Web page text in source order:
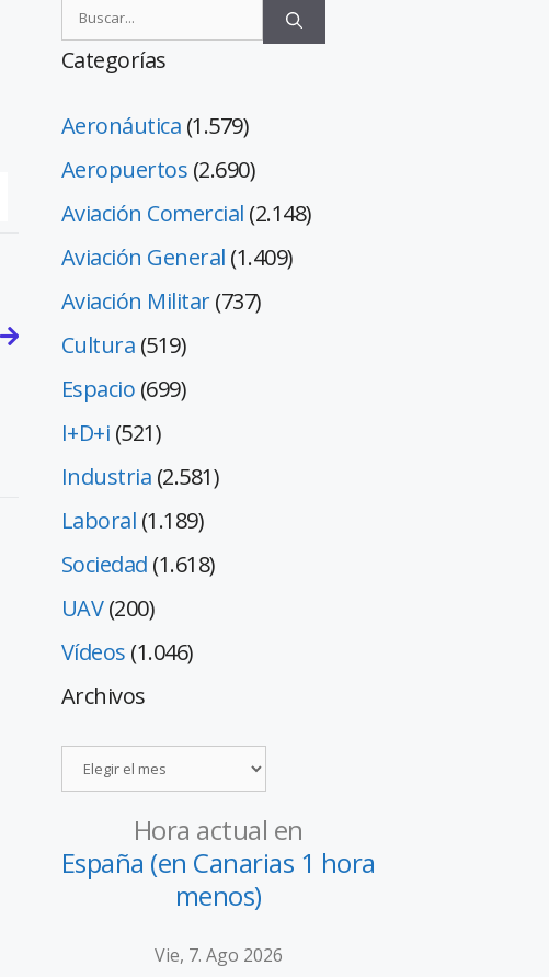
Categorías
Aeronáutica (1.579)
Aeropuertos (2.690)
Aviación Comercial (2.148)
Aviación General (1.409)
Aviación Militar(737)
Cultura (519)
Espacio (699)
I+D+i (521)
Industria (2.581)
Laboral (1.189)
Sociedad (1.618)
UAV(200)
Vídeos (1.046)
Archivos
Hora actual en
España (en Canarias 1 hora
menos)